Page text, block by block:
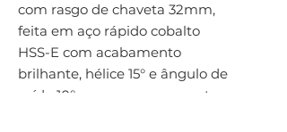
com rasgo de chaveta 32mm,
feita em aço rápido cobalto
HSS-E com acabamento
brilhante, hélice 15° e ângulo de
saída 10° para serra para corte,